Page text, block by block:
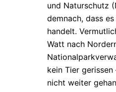
und Naturschutz
demnach, dass
handelt.
Watt nach
kein Tier
nicht weiter